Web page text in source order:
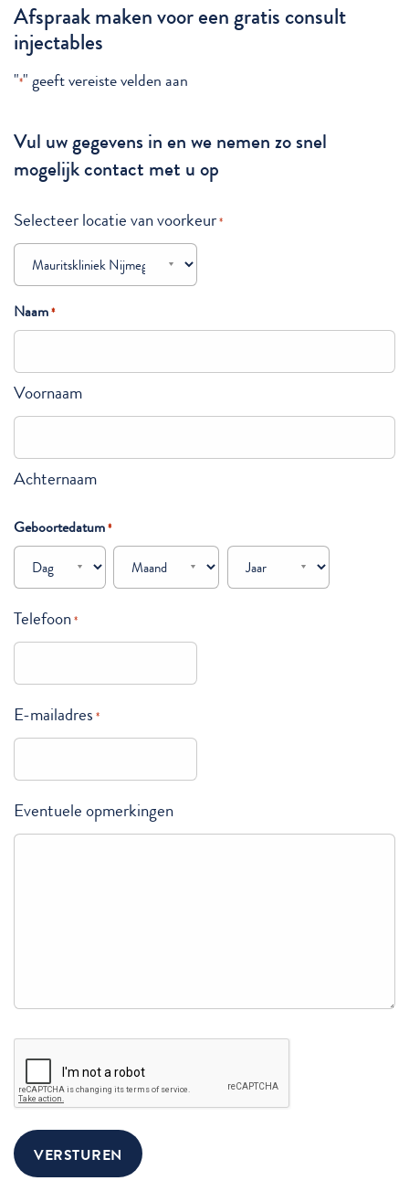
Afspraak maken voor een gratis consult
injectables
"*" geeft vereiste velden aan
Vul uw gegevens in en we nemen zo snel
mogelijk contact met u op
Selecteer locatie van voorkeur*
Naam*
Voornaam
Achternaam
Geboortedatum*
Dag Maand
Jaar
Telefoon*
E-mailadres *
Eventuele opmerkingen
CAPTCHA